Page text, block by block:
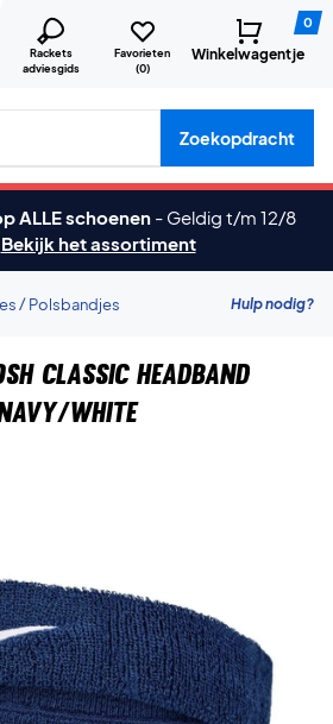
Rackets
adviesgids
Favorieten
(0)
0
Winkelwagentje
merken etc.
Zoekopdracht
ALLE schoenen - Geldig t/m 12/8
Bekijk het assortiment
/ Polsbandjes Hulp nodig?
Classic Headband
White